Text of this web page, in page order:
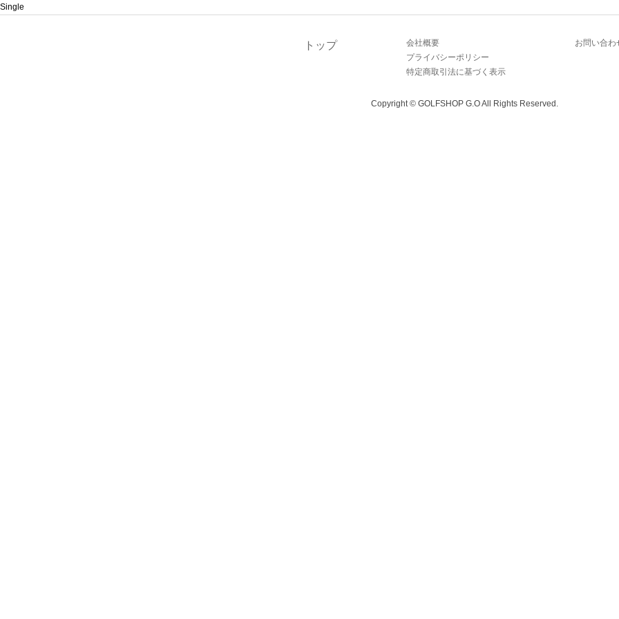
Single
トップ
会社概要
プライバシーポリシー
特定商取引法に基づく表示
お問い合わ
Copyright © GOLFSHOP G.O All Rights Reserved.